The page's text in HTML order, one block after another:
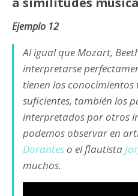
Ejemplo 12
Al igual que Mozart,
interpretarse
tienen los conocimientos
suficientes, también los
interpretados por otros
podemos observar en
Dorantes o el flautista
muchos.